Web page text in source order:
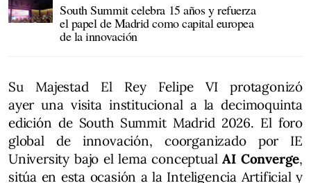
South Summit celebra 15 años y refuerza
el papel de Madrid como capital europea
de la innovación
Su Majestad El Rey Felipe VI protagonizó
ayer una visita institucional a la decimoquinta
edición de South Summit Madrid 2026. El foro
global de innovación, coorganizado por IE
University bajo el lema conceptualAI Converge,
sitúa en esta ocasión a la Inteligencia Artificial y